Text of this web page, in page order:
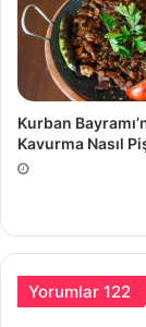
Kurban
Kavurma Nasıl
Yorumlar 122